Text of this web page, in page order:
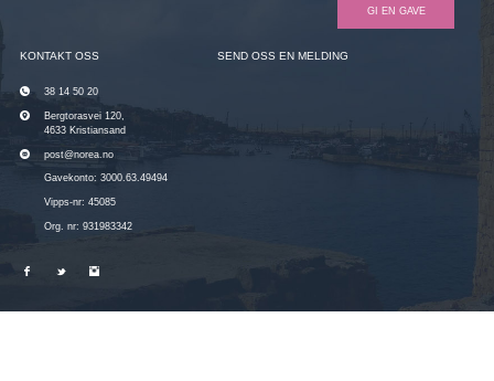
GI EN GAVE
KONTAKT OSS
38 14 50 20
Bergtorasvei 120,
4633 Kristiansand
post@norea.no
Gavekonto: 3000.63.49494
Vipps-nr: 45085
Org. nr: 931983342
SEND OSS EN MELDING